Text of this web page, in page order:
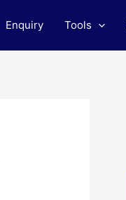
Enquiry Tools